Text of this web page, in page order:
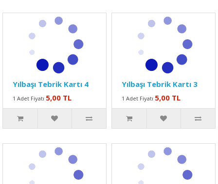
Yılbaşı Tebrik Kartı 4
1 Adet Fiyatı 5,00 TL
Yılbaşı Tebrik Kartı 3
1 Adet Fiyatı 5,00 TL